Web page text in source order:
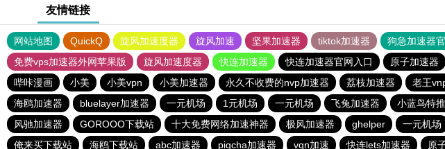
友情链接
网站地图 QuickQ 旋风加速度器 旋风加速 坚果加速器 tiktok加速器 狗急加速器
免费vps加速器外网苹果版
旋风加速度器 快连加速器 快连加速器官网入口 原子加速器
哔咔漫画
小美 小美vpn 小美加速器 永久不收费的nvp加速器 荔枝加速器 老王
海鸥加速器
bluelayer加速器 一元机场 1元机场 一元机场 飞兔加速器 小蓝鸟特
风驰加速器
GOROOO下载站 十大免费网络加速神器 极风加速器 ghelper 一元机场
俺来买下载站
海鸥下载站 abc加速器 pigcha加速器 vqn加速 快连lets加速器 原